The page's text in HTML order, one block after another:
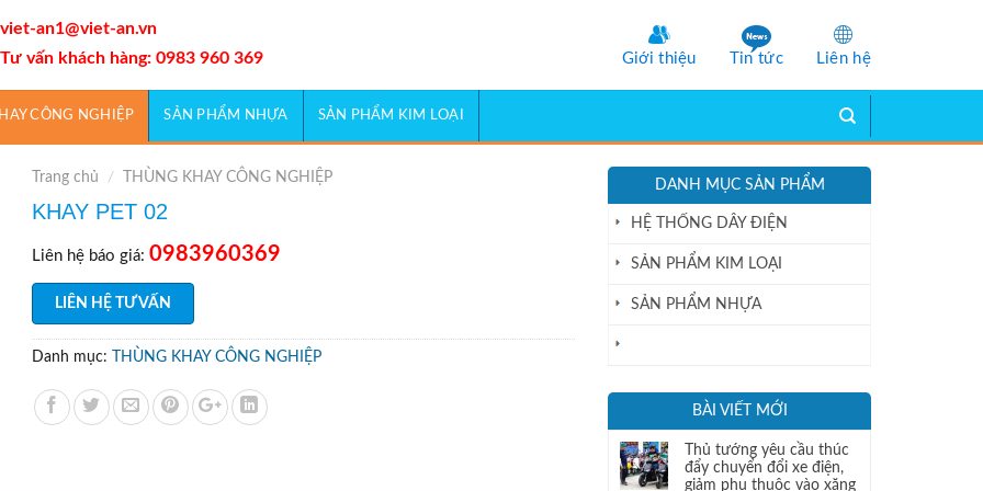
viet-an1@viet-an.vn
Tư vấn khách hàng: 0983 960 369
Giới thiệu Tin tức Liên hệ
CÔNG NGHIỆP SẢN PHẨM NHỰA SẢN PHẨM KIM LOẠI
DANH MỤC SẢN PHẨM
HỆ THỐNG DÂY ĐIỆN
SẢN PHẨM KIM LOẠI
SẢN PHẨM NHỰA
BÀI VIẾT MỚI
Thủ tướng yêu cầu thúc
đẩy chuyển đổi xe điện,
giảm phụ thuộc vào xăng
Trang chủ / THÙNG KHAY CÔNG NGHIỆP
KHAY PET 02
Liên hệ báo giá: 0983960369
LIÊN HỆ TƯ VẤN
Danh mục: THÙNG KHAY CÔNG NGHIỆP